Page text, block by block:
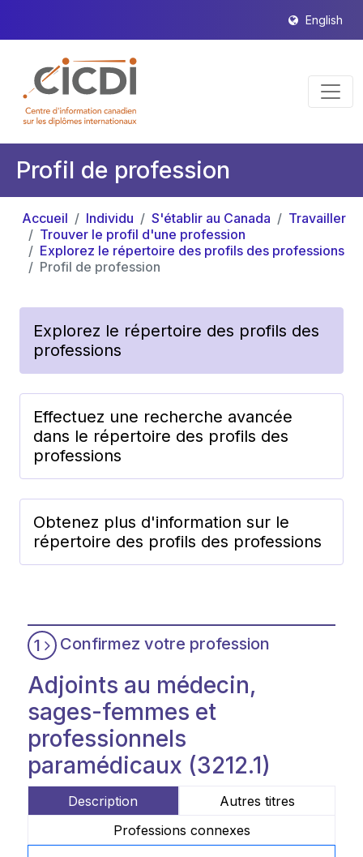
English
Profil de profession
Accueil Individu S'établir au Canada
Travailler
Trouver le profil d'une profession
Explorez le répertoire des profils des professions
Profil de profession
Explorez le répertoire des profils des
professions
Effectuez une recherche avancée
dans le répertoire des profils des
professions
Obtenez plus d'information sur le
répertoire des profils des professions
1 Confirmez votre profession
Adjoints au médecin,
sages-femmes et
professionnels
paramédicaux (3212.1)
Description
Autres titres
Professions connexes